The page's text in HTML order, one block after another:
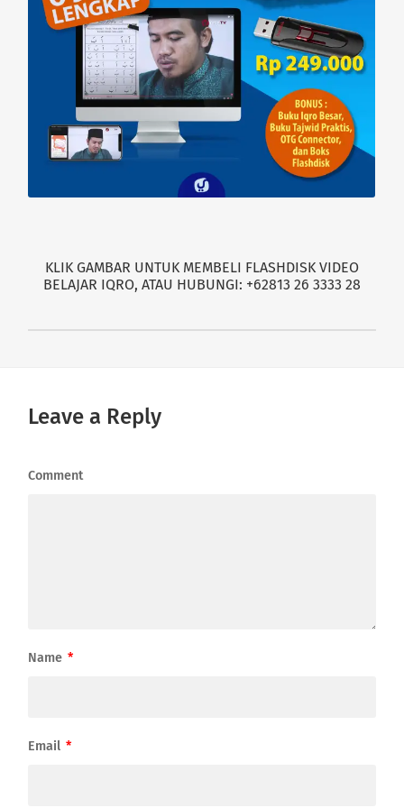
KLIK GAMBAR UNTUK MEMBELI FLASHDISK VIDEO
BELAJAR IQRO, ATAU HUBUNGI: +62813 26 3333 28
Leave a Reply
Comment
Name *
Email *